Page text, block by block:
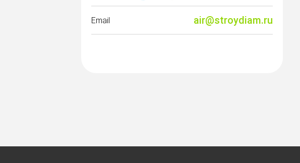
Email air@stroydiam.ru